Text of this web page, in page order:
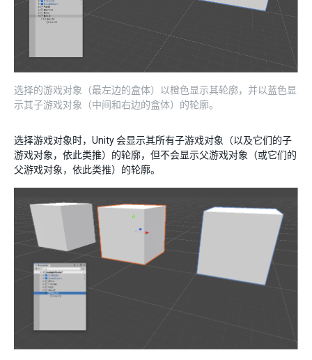
选择的游戏对象（最左边的盒体）以橙色显示其轮廓，并以蓝色显
示其子游戏对象（中间和右边的盒体）的轮廓。
选择游戏对象时，Unity 会显示其所有子游戏对象（以及它们的子
游戏对象，依此类推）的轮廓，但不会显示父游戏对象（或它们的
父游戏对象，依此类推）的轮廓。